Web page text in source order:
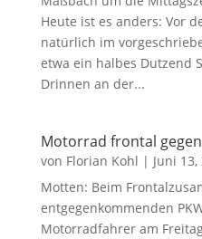
Heute ist es anders: Vor
natürlich im
etwa ein halbes Dutzend
Drinnen an der...
Motorrad frontal
von Florian Kohl | Juni 13,
Motten: Beim
entgegenkommenden
Motorradfahrer am